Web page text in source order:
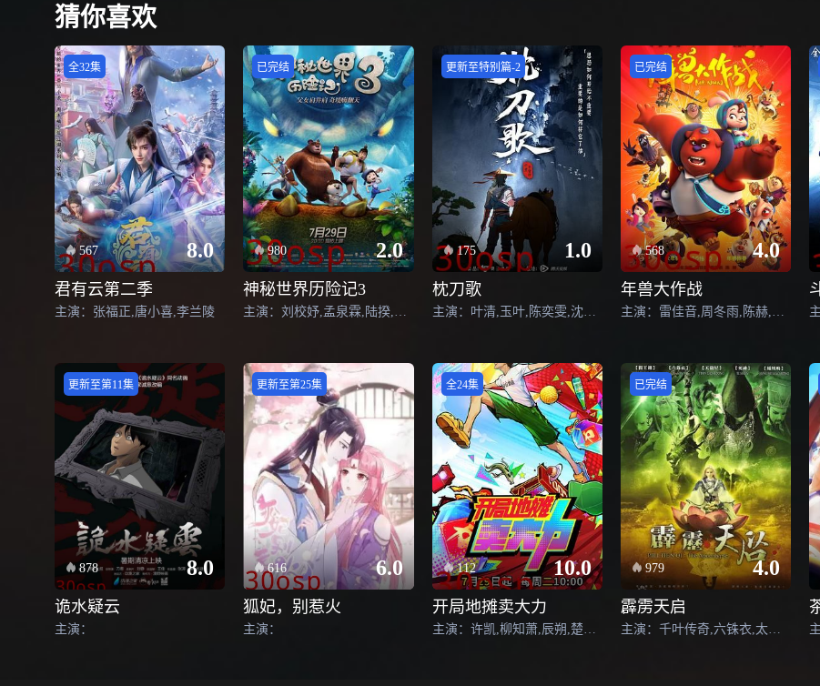
第22集
猜你喜欢
567 8.0
全32集
君有云第二季
主演：张福正,唐小喜,李兰陵
980 2.0
已完结
神秘世界历险记3
主演：刘校妤,孟泉霖,陆揆,宝木中阳,郭政建,白雪岑,刘芊含,王琳熙,张予佟,邓伟锋,图特哈蒙,杨天翔,苏尚卿,吟良犬,郭浩然,陈梅君,谢雅欣,韩啸
175 1.0
更新至特别篇-2
枕刀歌
主演：叶清,玉叶,陈奕雯,沈磊,姜瑰瑾,官志宏,詹佳,图特哈蒙,林强,张艺,赵世浩,陈启刚,楚越,言浩,藤新,郭浩然,杨佯徉,龚素平,许景瑞,史泽鲲,林柏青,巴赫,阿熊,张盈
568 4.0
已完结
年兽大作战
主演：雷佳音,周冬雨,陈赫,陶虹,郭涛,郭子睿,刘仪伟,沈腾,张一白,王迅,郝云,谢娜,熊乃瑾
878 8.0
更新至第11集
诡水疑云
主演：
616 6.0
更新至第25集
狐妃，别惹火
主演：
112 10.0
全24集
开局地摊卖大力
979 4.0
已完结
霹雳天启
主演：千叶传奇,六铢衣,太学主